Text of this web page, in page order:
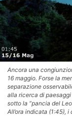
Ancora una
16 maggio. Forse la
separazione
alla ricerca di
sotto la “pancia del
All’ora indicata (1:45),